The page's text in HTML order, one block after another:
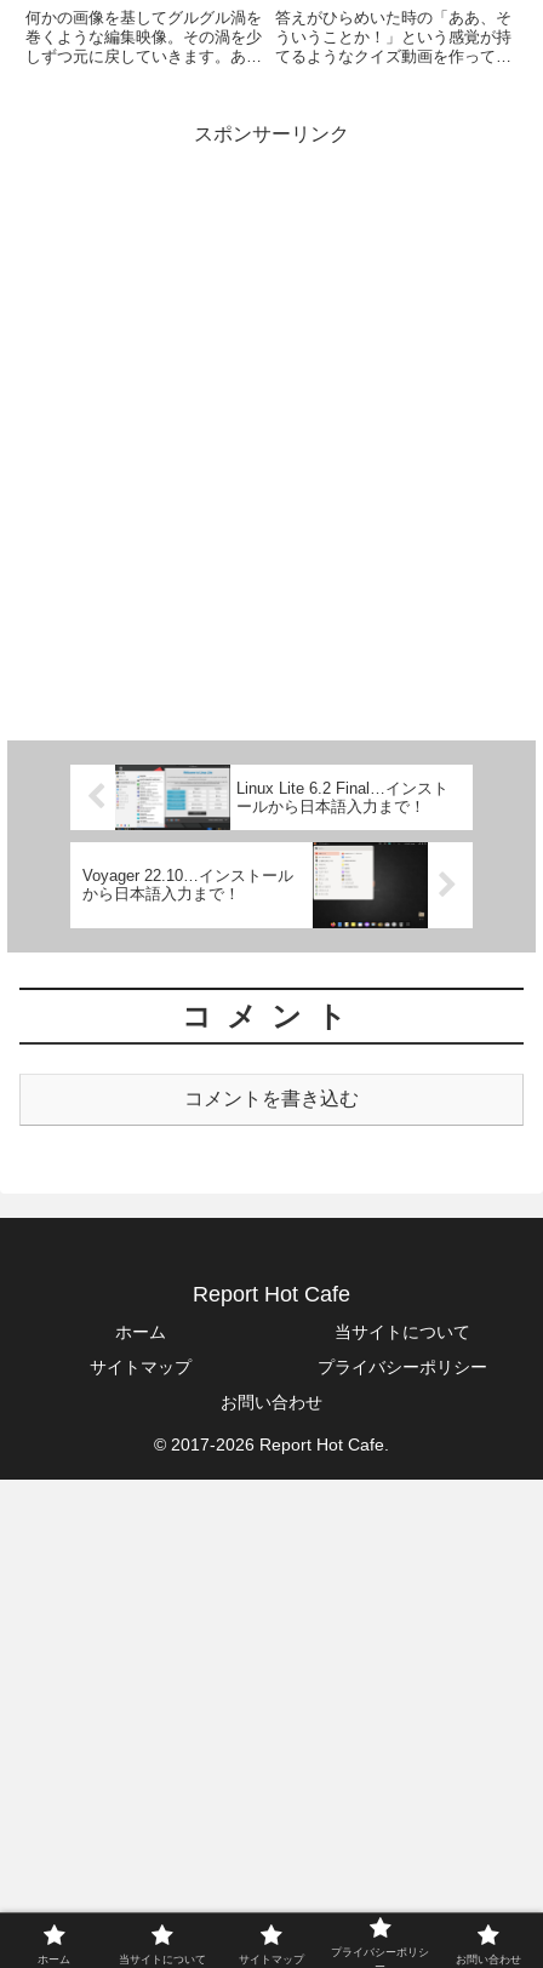
Vol.35
何かの画像を基してグルグル渦を
巻くような編集映像。その渦を少
しずつ元に戻していきます。あな
答えがひらめいた時の「ああ、そ
ういうことか！」という感覚が持
てるようなクイズ動画を作ってみ
スポンサーリンク
Linux Lite 6.2 Final…インスト
ールから日本語入力まで！
Voyager 22.10…インストール
から日本語入力まで！
コメント
コメントを書き込む
Report Hot Cafe
ホーム
当サイトについて
サイトマップ
プライバシーポリシー
お問い合わせ
© 2017-2026 Report Hot Cafe.
ホーム 当サイトについて サイトマップ
プライバシーポリシ
お問い合わせ